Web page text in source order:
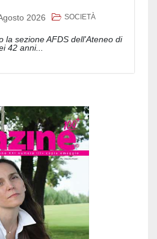
2026 SOCIETÀ
la sezione AFDS dell'Ateneo di
42 anni...